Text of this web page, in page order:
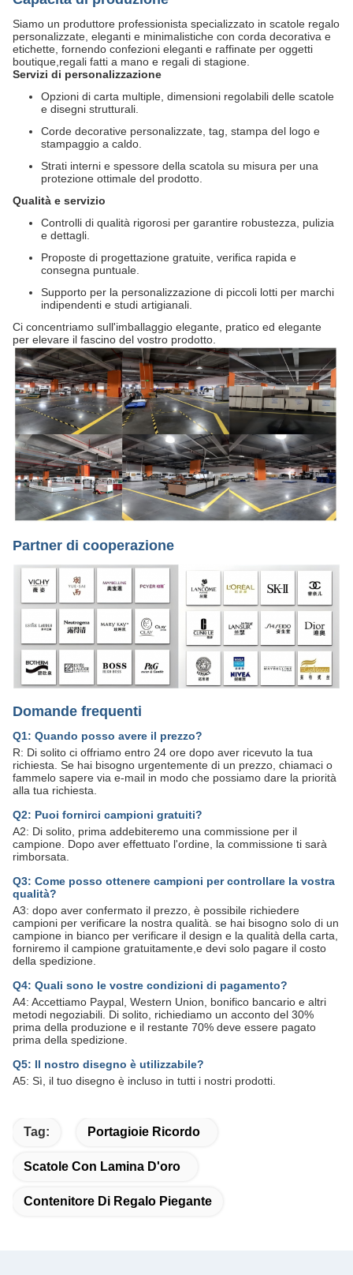
Siamo un produttore professionista specializzato in scatole regalo
personalizzate, eleganti e minimalistiche con corda decorativa e
etichette, fornendo confezioni eleganti e raffinate per oggetti
boutique,regali fatti a mano e regali di stagione.
Servizi di personalizzazione
Opzioni di carta multiple, dimensioni regolabili delle scatole
e disegni strutturali.
Corde decorative personalizzate, tag, stampa del logo e
stampaggio a caldo.
Strati interni e spessore della scatola su misura per una
protezione ottimale del prodotto.
Qualità e servizio
Controlli di qualità rigorosi per garantire robustezza, pulizia
e dettagli.
Proposte di progettazione gratuite, verifica rapida e
consegna puntuale.
Supporto per la personalizzazione di piccoli lotti per marchi
indipendenti e studi artigianali.
Ci concentriamo sull'imballaggio elegante, pratico ed elegante
per elevare il fascino del vostro prodotto.
Partner di cooperazione
Domande frequenti
Q1: Quando posso avere il prezzo?
R: Di solito ci offriamo entro 24 ore dopo aver ricevuto la tua
richiesta. Se hai bisogno urgentemente di un prezzo, chiamaci o
fammelo sapere via e-mail in modo che possiamo dare la priorità
alla tua richiesta.
Q2: Puoi fornirci campioni gratuiti?
A2: Di solito, prima addebiteremo una commissione per il
campione. Dopo aver effettuato l'ordine, la commissione ti sarà
rimborsata.
Q3: Come posso ottenere campioni per controllare la vostra
qualità?
A3: dopo aver confermato il prezzo, è possibile richiedere
campioni per verificare la nostra qualità. se hai bisogno solo di un
campione in bianco per verificare il design e la qualità della carta,
forniremo il campione gratuitamente,e devi solo pagare il costo
della spedizione.
Q4: Quali sono le vostre condizioni di pagamento?
A4: Accettiamo Paypal, Western Union, bonifico bancario e altri
metodi negoziabili. Di solito, richiediamo un acconto del 30%
prima della produzione e il restante 70% deve essere pagato
prima della spedizione.
Q5: Il nostro disegno è utilizzabile?
A5: Sì, il tuo disegno è incluso in tutti i nostri prodotti.
Tag: Portagioie Ricordo
Scatole Con Lamina D'oro
Contenitore Di Regalo Piegante